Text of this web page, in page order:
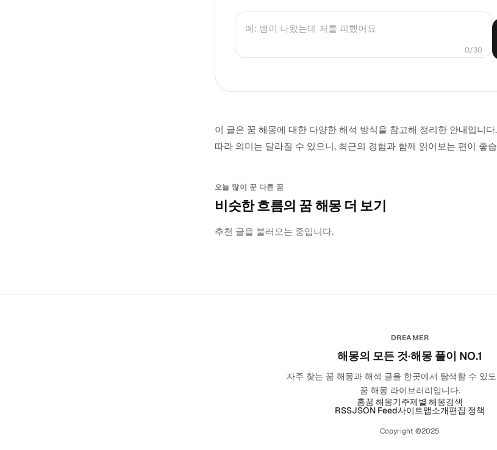
0/30
이 글은 꿈 해몽에 대한 다양한 해석 방식을 참고해 정리한 안내입니
따라 의미는 달라질 수 있으니, 최근의 경험과 함께 읽어보는 편이 좋
오늘 많이 꾼 다른 꿈
비슷한 흐름의 꿈 해몽 더 보기
추천 글을 불러오는 중입니다.
DREAMER
해몽의 모든 것·해몽 풀이 NO.1
자주 찾는 꿈 해몽과 해석 글을 한곳에서 탐색할 수 있
꿈 해몽 라이브러리입니다.
홈꿈 해몽기주제별 해몽검색
RSSJSON Feed사이트맵소개편집 정책
Copyright ©2025